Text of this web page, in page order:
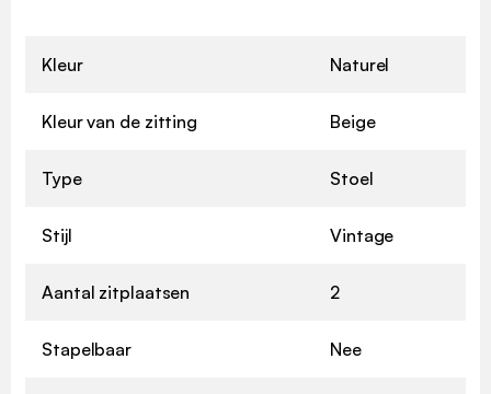
Kleur Naturel
Kleur van de zitting Beige
Type Stoel
Stijl Vintage
Aantal zitplaatsen 2
Stapelbaar Nee